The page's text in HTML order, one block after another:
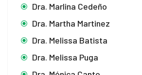
Dra. Marlina Cedeño
Dra. Martha Martinez
Dra. Melissa Batista
Dra. Melissa Puga